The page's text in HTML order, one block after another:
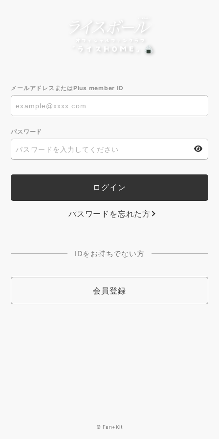
メールアドレスまたはPlus member ID
パスワード
パスワードを忘れた方
IDをお持ちでない方
会員登録
© Fan+Kit